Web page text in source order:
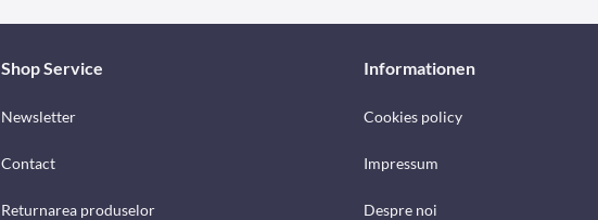
Shop Service
Newsletter
Contact
Returnarea produselor
Informationen
Cookies policy
Impressum
Despre noi